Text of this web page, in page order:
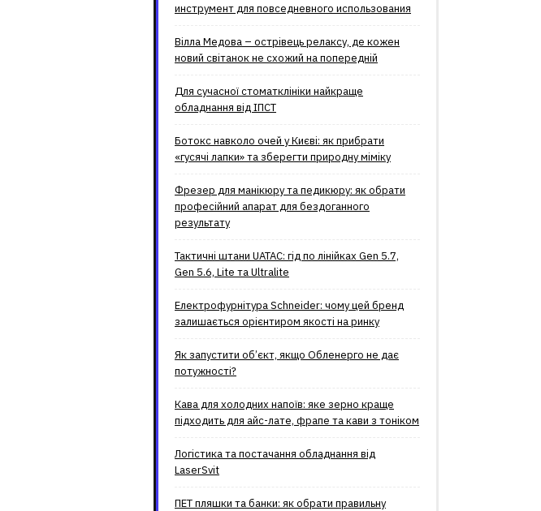
инструмент для повседневного использования
Вілла Медова – острівець релаксу, де кожен
новий світанок не схожий на попередній
Для сучасної стоматклініки найкраще
обладнання від ІПСТ
Ботокс навколо очей у Києві: як прибрати
«гусячі лапки» та зберегти природну міміку
Фрезер для манікюру та педикюру: як обрати
професійний апарат для бездоганного
результату
Тактичні штани UATAC: гід по лінійках Gen 5.7,
Gen 5.6, Lite та Ultralite
Електрофурнітура Schneider: чому цей бренд
залишається орієнтиром якості на ринку
Як запустити об’єкт, якщо Обленерго не дає
потужності?
Кава для холодних напоїв: яке зерно краще
підходить для айс-лате, фрапе та кави з тоніком
Логістика та постачання обладнання від
LaserSvit
ПЕТ пляшки та банки: як обрати правильну